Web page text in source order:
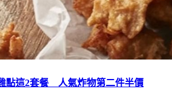
點這2套餐 人氣炸物第二件半價